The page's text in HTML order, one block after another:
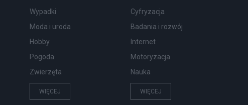
Wypadki
Moda i uroda
Hobby
Pogoda
Zwierzęta
WIĘCEJ
Cyfryzacja
Badania i rozwój
Internet
Motoryzacja
Nauka
WIĘCEJ